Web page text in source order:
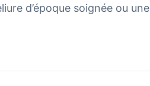
d’époque soignée ou une